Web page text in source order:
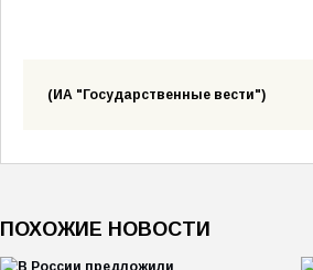
(ИА "Государственные вести")
ПОХОЖИЕ НОВОСТИ